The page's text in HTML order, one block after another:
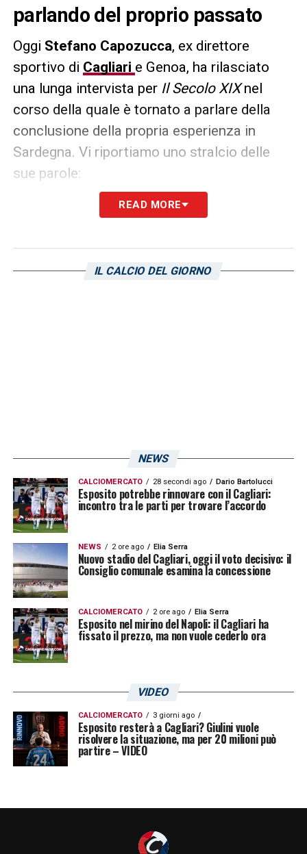
parlando del proprio passato
Oggi Stefano Capozucca, ex direttore
sportivo di Cagliari e Genoa, ha rilasciato
una lunga intervista per Il Secolo XIXnel
corso della quale è tornato a parlare della
conclusione della propria esperienza in
Sardegna. Vi riportiamo uno stralcio delle
sue parole:
«Cagliari è un capitolo ormai chiuso ma mi
che avevo dato si stanno rivelando corrette,
avevo un idea che però non tutti
READ MORE
IL CALCIO DEL GIORNO
NEWS
CALCIOMERCATO 28 secondi ago Dario Bartolucci
Esposito potrebbe rinnovare con il Cagliari:
incontro tra le parti per trovare l’accordo
NEWS 2 ore ago Elia Serra
Nuovo stadio del Cagliari, oggi il voto decisivo: il
Consiglio comunale esamina la concessione
CALCIOMERCATO 2 ore ago Elia Serra
Esposito nel mirino del Napoli: il Cagliari ha
fissato il prezzo, ma non vuole cederlo ora
VIDEO
CALCIOMERCATO 3 giorni ago
Esposito resterà a Cagliari? Giulini vuole
risolvere la situazione, ma per 20 milioni può
partire – VIDEO